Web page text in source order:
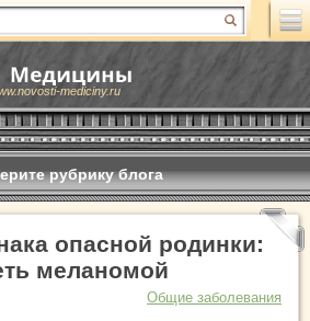
mediciny.ru
рубрику блога
опасной родинки:
меланомой
Общие заболевания